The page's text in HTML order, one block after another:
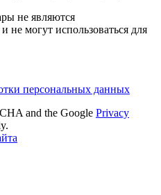
не являются
не могут использоваться для
персональных данных
and the Google Privacy